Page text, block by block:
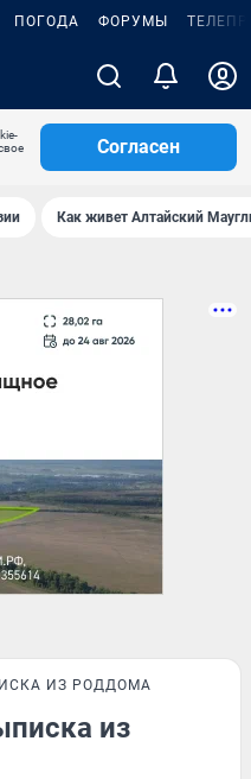
ПОГОДА ФОРУМЫ
Согласен
Как живет Алтайский
ИЗ РОДДОМА
из